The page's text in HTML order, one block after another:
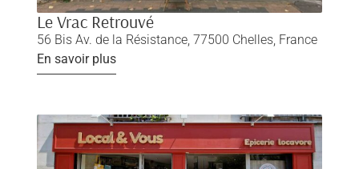
Le Vrac Retrouvé
56 Bis Av. de la Résistance, 77500 Chelles, France
En savoir plus